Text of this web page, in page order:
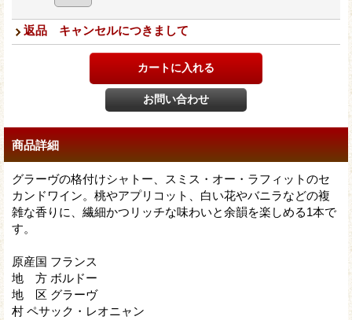
返品 キャンセルにつきまして
商品詳細
グラーヴの格付けシャトー、スミス・オー・ラフィットのセ
カンドワイン。桃やアプリコット、白い花やバニラなどの複
雑な香りに、繊細かつリッチな味わいと余韻を楽しめる1本で
す。
原産国 フランス
地 方 ボルドー
地 区 グラーヴ
村 ペサック・レオニャン